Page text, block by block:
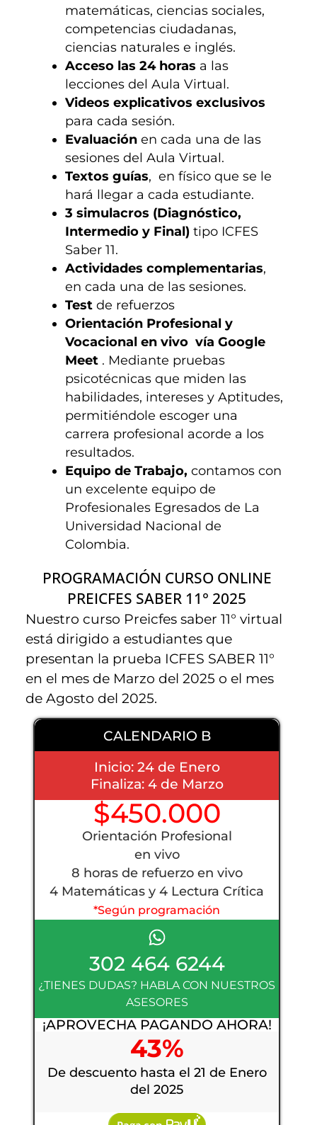
matemáticas, ciencias sociales,
competencias ciudadanas,
ciencias naturales e inglés.
Acceso las 24 horas a las
lecciones del Aula Virtual.
Videos explicativos exclusivos
para cada sesión.
Evaluación en cada una de las
sesiones del Aula Virtual.
Textos guías, en físico que se le
hará llegar a cada estudiante.
3 simulacros (Diagnóstico,
Intermedio y Final) tipo ICFES
Saber 11.
Actividades complementarias,
en cada una de las sesiones.
Testde refuerzos
Orientación Profesional y
Vocacional en vivo vía Google
Meet . Mediante pruebas
psicotécnicas que miden las
habilidades, intereses y Aptitudes,
permitiéndole escoger una
carrera profesional acorde a los
resultados.
Equipo de Trabajo,contamos con
un excelente equipo de
Profesionales Egresados de La
Universidad Nacional de
Colombia.
PROGRAMACIÓN CURSO ONLINE
PREICFES SABER 11° 2025
Nuestro curso Preicfes saber 11° virtual
está dirigido a estudiantes que
presentan la prueba ICFES SABER 11°
en el mes de Marzo del 2025 o el mes
de Agosto del 2025.
CALENDARIO B
Inicio: 24 de Enero
Finaliza: 4 de Marzo
$450.000
Orientación Profesional
en vivo
8 horas de refuerzo en vivo
4 Matemáticas y 4 Lectura Crítica
*Según programación
302 464 6244
¿TIENES DUDAS? HABLA CON NUESTROS
ASESORES
¡APROVECHA PAGANDO AHORA!
43%
De descuento hasta el 21 de Enero
del 2025